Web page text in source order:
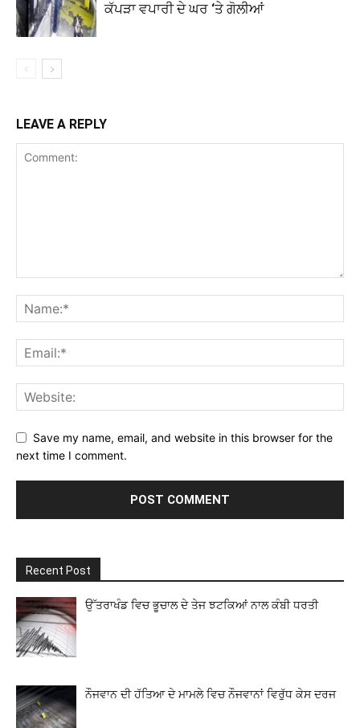
ਕੱਪੜਾ ਵਪਾਰੀ ਦੇ ਘਰ ‘ਤੇ ਗੋਲੀਆਂ
LEAVE A REPLY
Save my name, email, and website in this browser for the
next time I comment.
Recent Post
ਉੱਤਰਾਖੰਡ ਵਿਚ ਭੂਚਾਲ ਦੇ ਤੇਜ ਝਟਕਿਆਂ ਨਾਲ ਕੰਬੀ ਧਰਤੀ
ਨੌਜਵਾਨ ਦੀ ਹੱਤਿਆ ਦੇ ਮਾਮਲੇ ਵਿਚ ਨੌਜਵਾਨਾਂ ਵਿਰੁੱਧ ਕੇਸ ਦਰਜ